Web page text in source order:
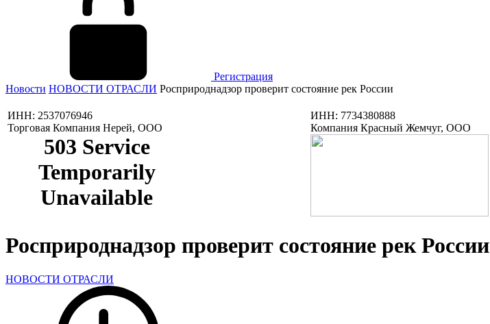
Регистрация
Новости НОВОСТИ ОТРАСЛИ Росприроднадзор проверит состояние рек России
ИНН: 2537076946
Торговая Компания Нерей, ООО
ИНН: 7734380888
Компания Красный Жемчуг, ООО
Росприроднадзор проверит состояние рек России
НОВОСТИ ОТРАСЛИ